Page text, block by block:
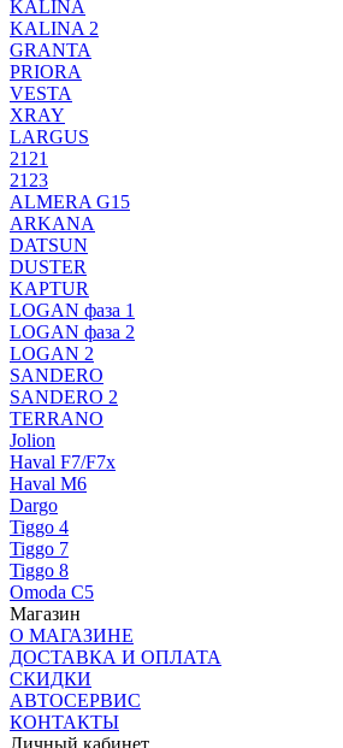
KALINA
KALINA 2
GRANTA
PRIORA
VESTA
XRAY
LARGUS
2121
2123
ALMERA G15
ARKANA
DATSUN
DUSTER
KAPTUR
LOGAN фаза 1
LOGAN фаза 2
LOGAN 2
SANDERO
SANDERO 2
TERRANO
Jolion
Haval F7/F7x
Haval M6
Dargo
Tiggo 4
Tiggo 7
Tiggo 8
Omoda C5
Магазин
О МАГАЗИНЕ
ДОСТАВКА И ОПЛАТА
СКИДКИ
АВТОСЕРВИС
КОНТАКТЫ
Личный кабинет